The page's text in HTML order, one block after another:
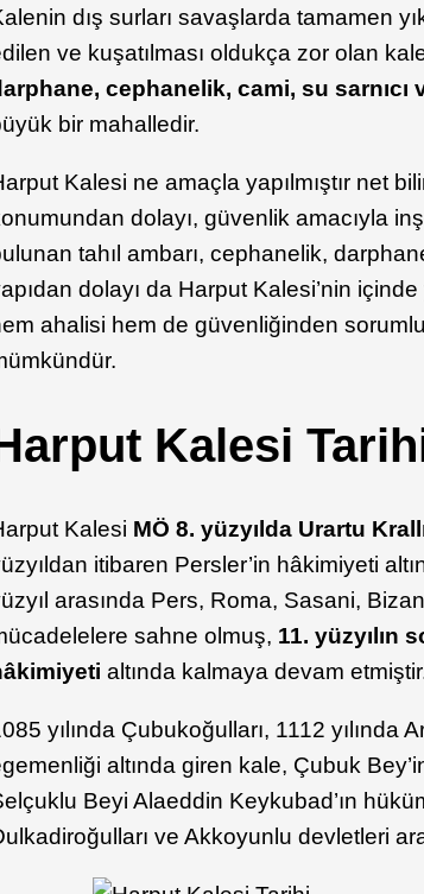
dış surları savaşlarda tamamen
ve kuşatılması oldukça zor olan
cephanelik, cami, su sarnıcı
bir mahalledir.
Kalesi ne amaçla yapılmıştır net
dolayı, güvenlik amacıyla
tahıl ambarı, cephanelik,
dolayı da Harput Kalesi’nin
ahalisi hem de güvenliğinden
Kalesi
Kalesi MÖ 8. yüzyılda Urartu
itibaren Persler’in hâkimiyeti
arasında Pers, Roma, Sasani,
sahne olmuş, 11. yüzyılın
altında kalmaya devam
yılında Çubukoğulları, 1112 yılında
altında giren kale, Çubuk
Beyi Alaeddin Keykubad’ın
ve Akkoyunlu devletleri